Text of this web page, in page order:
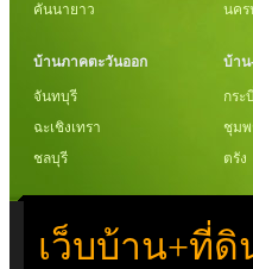
คันนายาว
บ้านภาคตะวันออก
จันทบุรี
ฉะเชิงเทรา
ชลบุรี
นคร
บ้า
กระบี่
ชุมพ
ตรัง
เว็บบ้าน+ที่ดิ